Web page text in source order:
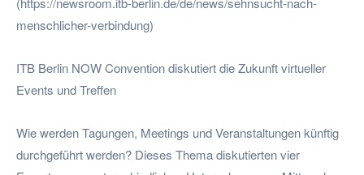
menschlicher-verbindung)
ITB Berlin NOW Convention diskutiert die Zukunft virtueller
Events und Treffen
Wie werden Tagungen, Meetings und Veranstaltungen künftig
durchgeführt werden? Dieses Thema diskutierten vier